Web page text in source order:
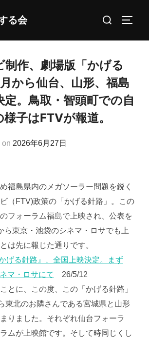
る会
検
対
制作、劇場版「かげる
から仙台、山形、福島
定。鳥取・智頭町での自
子はFTVが報道。
on 投
2026年6月27日
福島県内のメガソーラー問題を鋭く
（FTV)政策の「かげる針路」。この
フォーラム福島で上映され、公表を
ら東京・池袋のシネマ・ロサでも上
は先に報じた通りです。
げる針路』、全国上映決定。まず
マ・ロサにて
26/5/12
とに、この度、この「かげる針路」
東北のお隣さんである宮城県と山形
りました。それぞれ仙台フォーラ
ムが上映館です。そして時同じくし